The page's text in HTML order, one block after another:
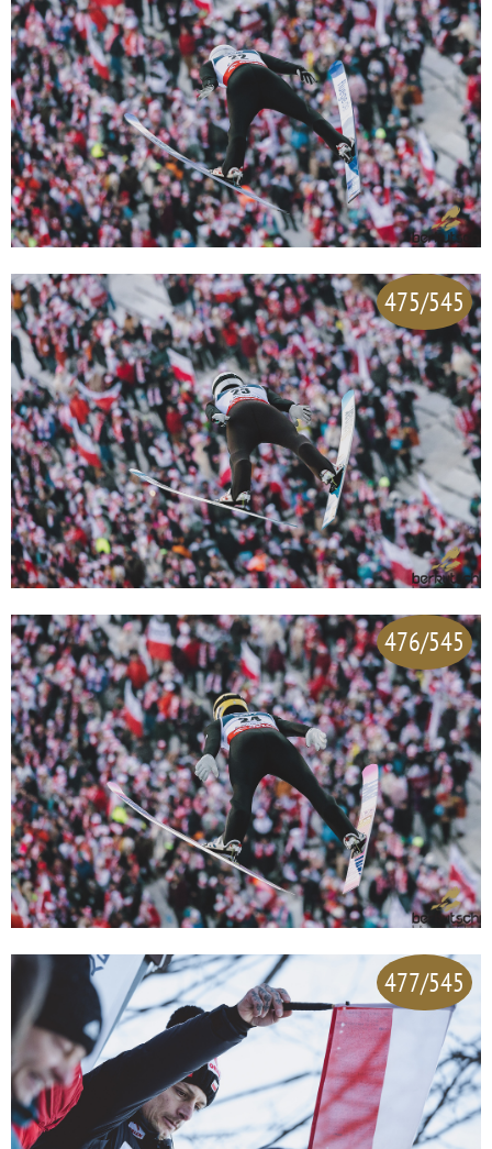
475/545
476/545
477/545